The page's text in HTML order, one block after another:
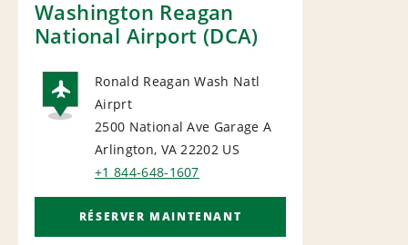
Washington Reagan
National Airport (DCA)
AIRPORT
Ronald Reagan Wash Natl
Airprt
2500 National Ave Garage A
Arlington, VA 22202 US
+1 844-648-1607
RÉSERVER MAINTENANT